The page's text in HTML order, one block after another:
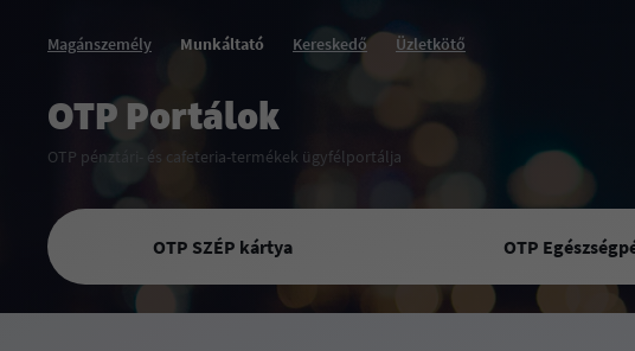
Magánszemély Munkáltató Kereskedő Üzletkötő
OTP Portálok
OTP pénztári- és cafeteria-termékek ügyfélportálja
OTP SZÉP kártya OTP